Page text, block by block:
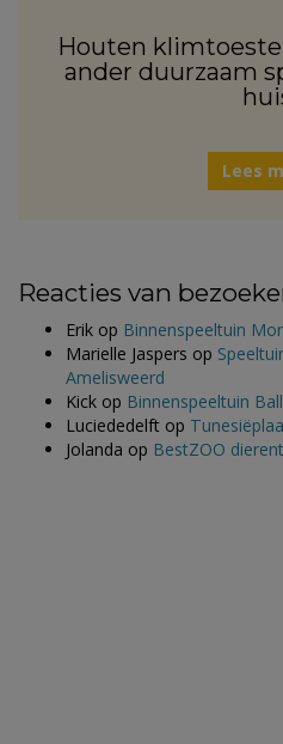
Houten
ander duurzaam
Lees
Reacties van
Erik op Binnenspeeltuin
Marielle Jaspers op
Amelisweerd
Kick op Binnenspeeltuin
Luciededelft op
Jolanda op BestZOO